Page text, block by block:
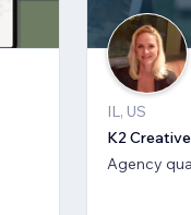
IL, US
K2
Agency